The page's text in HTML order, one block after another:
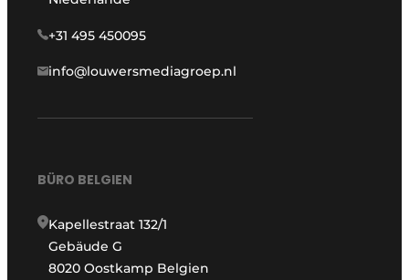
+31 495 450095
info@louwersmediagroep.nl
BÜRO BELGIEN
Kapellestraat 132/1
Gebäude G
8020 Oostkamp Belgien